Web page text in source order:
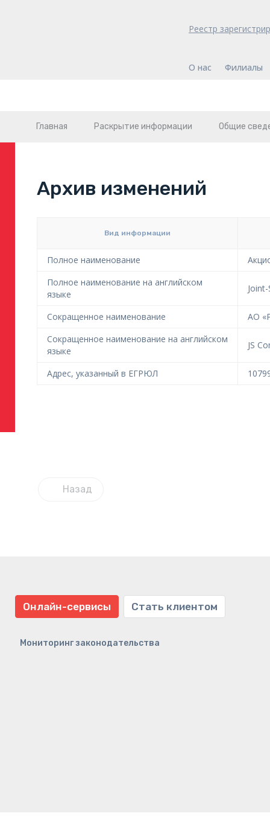
Реестр
О нас Филиалы
Главная Раскрытие информации Общие
Архив изменений
Вид информации
Полное наименование
Полное наименование на английском
языке
Сокращенное наименование
АО
Сокращенное наименование на английском
языке
JS
Адрес, указанный в ЕГРЮЛ
Назад
Онлайн-сервисы Стать клиентом
Мониторинг законодательства